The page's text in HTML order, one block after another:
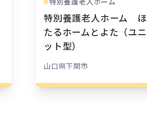
特別養護老人ホーム ほ
たるホームとよた（ユニ
ット型）
山口県下関市